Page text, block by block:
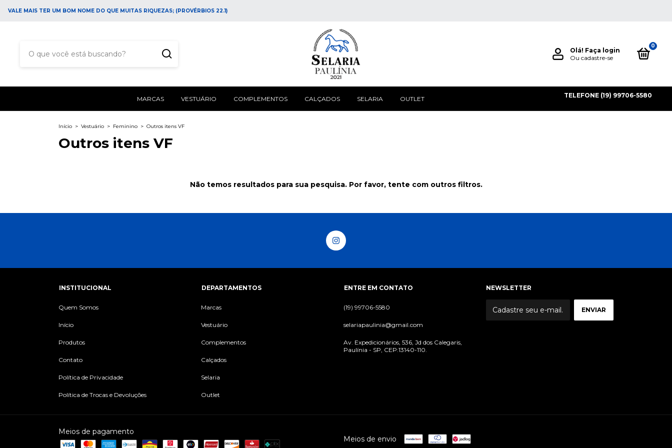
VALE MAIS TER UM BOM NOME DO QUE MUITAS RIQUEZAS; (PROVÉRBIOS 22.1)
Olá! Faça login
Ou cadastre-se
0
MARCAS VESTUÁRIO COMPLEMENTOS CALÇADOS SELARIA OUTLET TELEFONE (19) 99706-5580
Início > Vestuário > Feminino > Outros itens VF
Outros itens VF
Não temos resultados para sua pesquisa. Por favor, tente com outros filtros.
INSTITUCIONAL
Quem Somos
Início
Produtos
Contato
Política de Privacidade
Política de Trocas e Devoluções
DEPARTAMENTOS
Marcas
Vestuário
Complementos
Calçados
Selaria
Outlet
ENTRE EM CONTATO
(19) 99706-5580
selariapaulinia@gmail.com
Av. Expedicionários, 536, Jd dos Calegaris,
Paulínia - SP, CEP:13140-110.
NEWSLETTER
Meios de pagamento
Meios de envio